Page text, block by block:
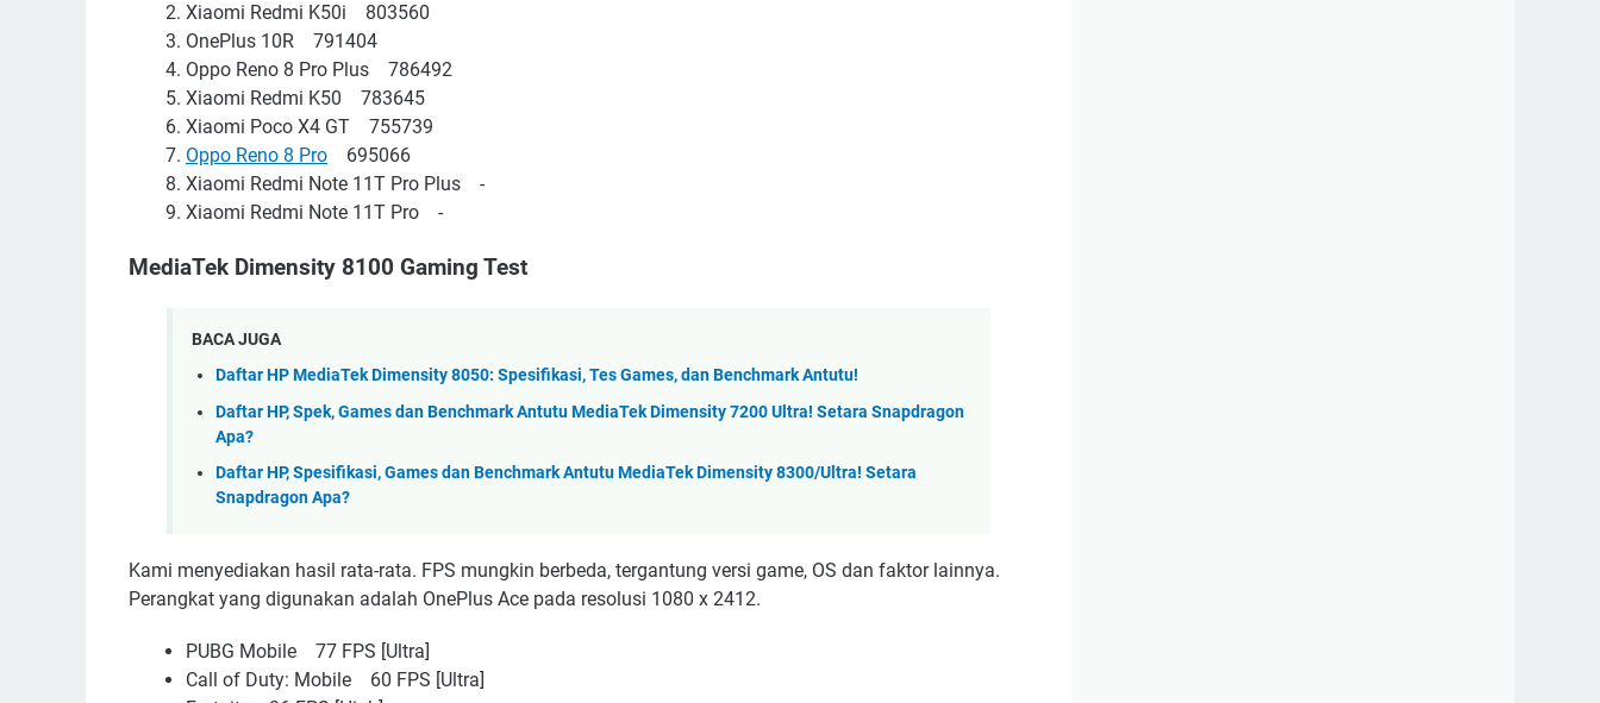
Xiaomi Redmi K50i 803560
OnePlus 10R 791404
Oppo Reno 8 Pro Plus 786492
Xiaomi Redmi K50 783645
Xiaomi Poco X4 GT 755739
Oppo Reno 8 Pro 695066
Xiaomi Redmi Note 11T Pro Plus -
Xiaomi Redmi Note 11T Pro -
MediaTek Dimensity 8100 Gaming Test
BACA JUGA
Daftar HP MediaTek Dimensity 8050: Spesifikasi, Tes Games, dan Benchmark Antutu!
Daftar HP, Spek, Games dan Benchmark Antutu MediaTek Dimensity 7200 Ultra! Setara Snapdragon
Apa?
Daftar HP, Spesifikasi, Games dan Benchmark Antutu MediaTek Dimensity 8300/Ultra! Setara
Snapdragon Apa?
Kami menyediakan hasil rata-rata. FPS mungkin berbeda, tergantung versi game, OS dan faktor lainnya.
Perangkat yang digunakan adalah OnePlus Ace pada resolusi 1080 x 2412.
PUBG Mobile 77 FPS [Ultra]
Call of Duty: Mobile 60 FPS [Ultra]